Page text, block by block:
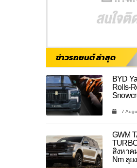
ข่าวรถยนต์ ล่าสุด
BYD
Rolls-
7
GWM
สิงหาค
Nm ลุย